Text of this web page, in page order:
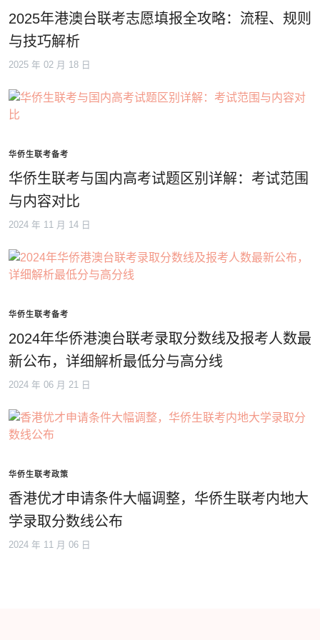
2025年港澳台联考志愿填报全攻略：流程、规则
与技巧解析
2025 年 02 月 18 日
华侨生联考备考
华侨生联考与国内高考试题区别详解：考试范围
与内容对比
2024 年 11 月 14 日
华侨生联考备考
2024年华侨港澳台联考录取分数线及报考人数最
新公布，详细解析最低分与高分线
2024 年 06 月 21 日
华侨生联考政策
香港优才申请条件大幅调整，华侨生联考内地大
学录取分数线公布
2024 年 11 月 06 日